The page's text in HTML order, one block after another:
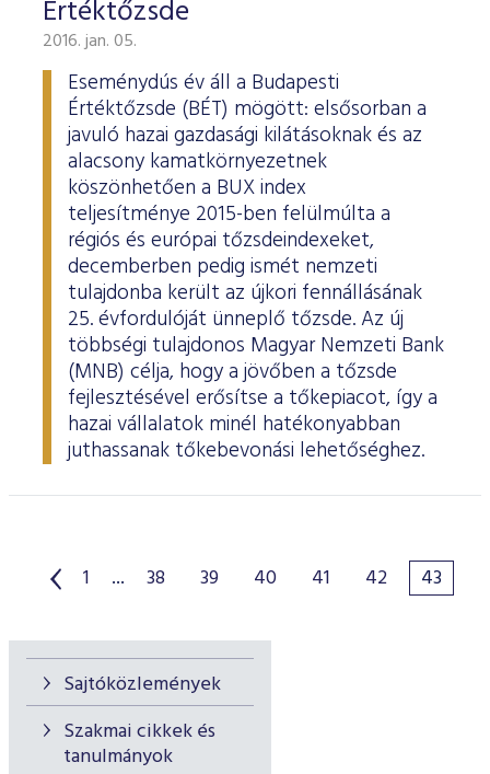
Sajtóközlemények
Szakmai cikkek és
tanulmányok
Értéktőzsde
2016. jan. 05.
Eseménydús év áll a Budapesti
Értéktőzsde (BÉT) mögött: elsősorban a
javuló hazai gazdasági kilátásoknak és az
alacsony kamatkörnyezetnek
köszönhetően a BUX index
teljesítménye 2015-ben felülmúlta a
régiós és európai tőzsdeindexeket,
decemberben pedig ismét nemzeti
tulajdonba került az újkori fennállásának
25. évfordulóját ünneplő tőzsde. Az új
többségi tulajdonos Magyar Nemzeti Bank
(MNB) célja, hogy a jövőben a tőzsde
fejlesztésével erősítse a tőkepiacot, így a
hazai vállalatok minél hatékonyabban
juthassanak tőkebevonási lehetőséghez.
1 ... 38 39 40 41 42 43